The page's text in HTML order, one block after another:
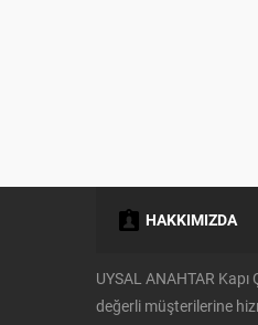
HAKKIMIZDA
UYSAL ANAHTAR
değerli müşterilerine